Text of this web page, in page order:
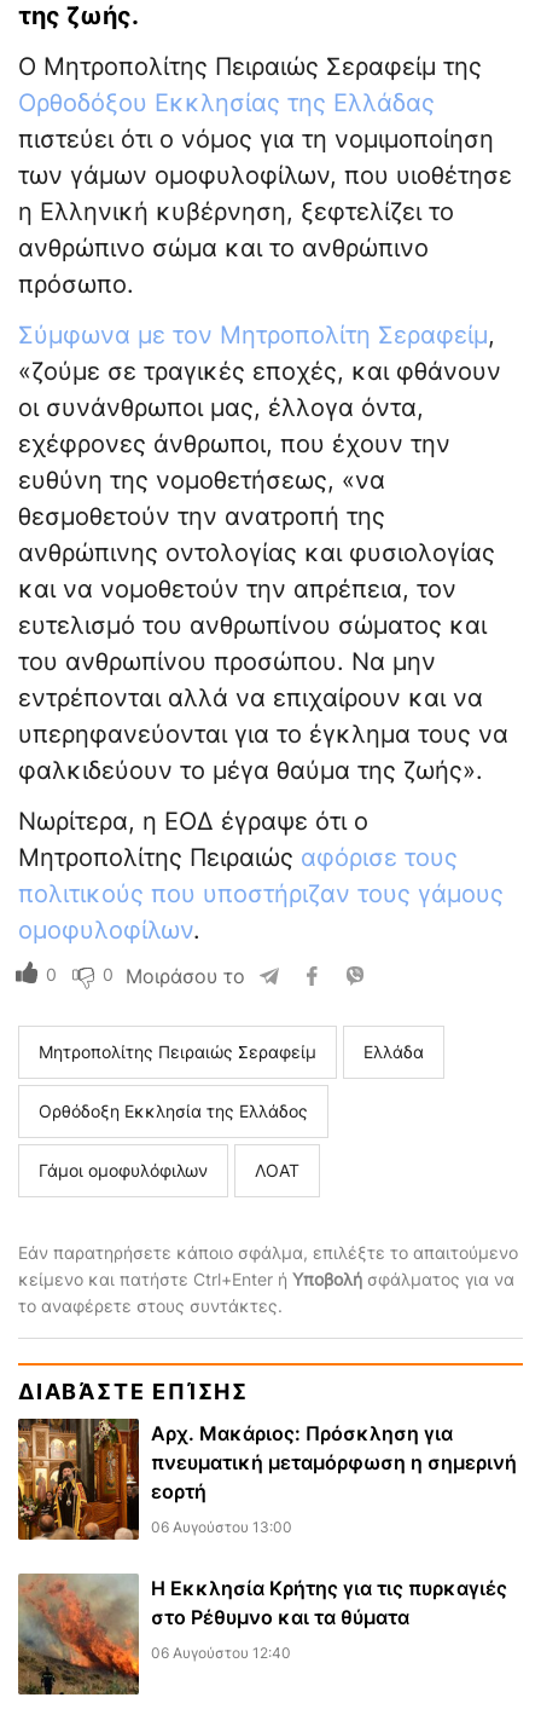
της ζωής.
Ο Μητροπολίτης Πειραιώς Σεραφείμ της
Ορθοδόξου Εκκλησίας της Ελλάδας
πιστεύει ότι ο νόμος για τη νομιμοποίηση
των γάμων ομοφυλοφίλων, που υιοθέτησε
η Ελληνική κυβέρνηση, ξεφτελίζει το
ανθρώπινο σώμα και το ανθρώπινο
πρόσωπο.
Σύμφωνα με τον Μητροπολίτη Σεραφείμ,
«ζούμε σε τραγικές εποχές, και φθάνουν
οι συνάνθρωποι μας, έλλογα όντα,
εχέφρονες άνθρωποι, που έχουν την
ευθύνη της νομοθετήσεως, «να
θεσμοθετούν την ανατροπή της
ανθρώπινης οντολογίας και φυσιολογίας
και να νομοθετούν την απρέπεια, τον
ευτελισμό του ανθρωπίνου σώματος και
του ανθρωπίνου προσώπου. Να μην
εντρέπονται αλλά να επιχαίρουν και να
υπερηφανεύονται για το έγκλημα τους να
φαλκιδεύουν το μέγα θαύμα της ζωής».
Νωρίτερα, η ΕΟΔ έγραψε ότι ο
Μητροπολίτης Πειραιώς αφόρισε τους
πολιτικούς που υποστήριζαν τους γάμους
ομοφυλοφίλων.
0 0 Μοιράσου το
Μητροπολίτης Πειραιώς Σεραφείμ Ελλάδα
Ορθόδοξη Εκκλησία της Ελλάδος
Γάμοι ομοφυλόφιλων ΛΟΑΤ
Εάν παρατηρήσετε κάποιο σφάλμα, επιλέξτε το απαιτούμενο
κείμενο και πατήστε Ctrl+Enter ή Υποβολή σφάλματος για να
το αναφέρετε στους συντάκτες.
ΔΙΑΒΆΣΤΕ ΕΠΊΣΗΣ
Αρχ. Μακάριος: Πρόσκληση για
πνευματική μεταμόρφωση η σημερινή
εορτή
06 Αυγούστου 13:00
Η Εκκλησία Κρήτης για τις πυρκαγιές
στο Ρέθυμνο και τα θύματα
06 Αυγούστου 12:40